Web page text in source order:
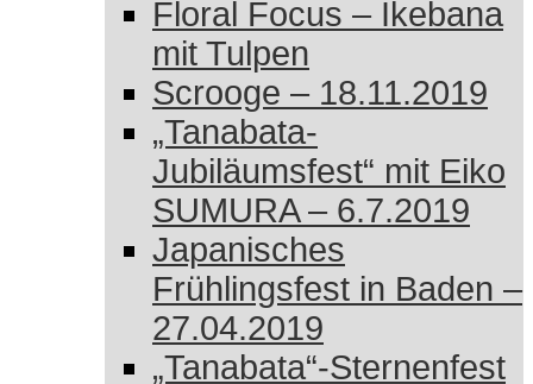
Floral Focus – Ikebana
mit Tulpen
Scrooge – 18.11.2019
„Tanabata-
Jubiläumsfest“ mit Eiko
SUMURA – 6.7.2019
Japanisches
Frühlingsfest in Baden –
27.04.2019
„Tanabata“-Sternenfest